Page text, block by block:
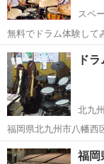
スペ
無料でドラム体験してみませんか？^ ^ 初
優しいレッスン🎵 無料体験レッスン受付中です✨ お気軽にお問い合わ
せください
福岡 北九州市
ド
北九
福岡県北九州市八幡西区の音楽教室
ッスン、 生徒さんの
ます☆ ●入会金無料 ●レッスン曜日／水～金 ※時間11:00位～22:00
福岡 北九州市
福岡